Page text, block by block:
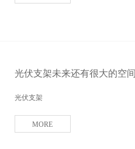
光伏支架未来还有很大的空间
光伏支架
MORE